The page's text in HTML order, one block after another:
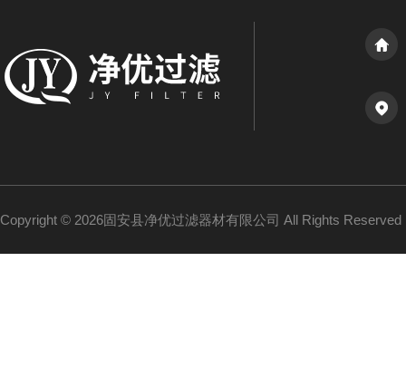
Copyright © 2026固安县净优过滤器材有限公司 All Rights